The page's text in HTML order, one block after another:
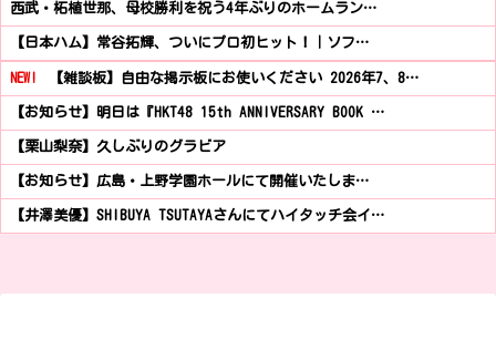
西武・柘植世那、母校勝利を祝う4年ぶりのホームラン…
【日本ハム】常谷拓輝、ついにプロ初ヒット！｜ソフ…
NEW! 【雑談板】自由な掲示板にお使いください 2026年7、8…
【お知らせ】明日は『HKT48 15th ANNIVERSARY BOOK …
【栗山梨奈】久しぶりのグラビア
【お知らせ】広島・上野学園ホールにて開催いたしま…
【井澤美優】SHIBUYA TSUTAYAさんにてハイタッチ会イ…